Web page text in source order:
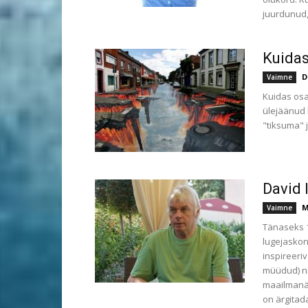
Vaimne
Kuidas
ülejäänud
"tiksuma"
David
Vaimne
Tänaseks
müüdud)
on